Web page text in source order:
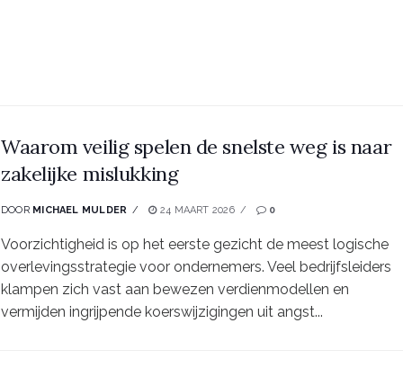
Waarom veilig spelen de snelste weg is naar
zakelijke mislukking
DOOR MICHAEL MULDER 24 MAART 2026 0
Voorzichtigheid is op het eerste gezicht de meest logische
overlevingsstrategie voor ondernemers. Veel bedrijfsleiders
klampen zich vast aan bewezen verdienmodellen en
vermijden ingrijpende koerswijzigingen uit angst...